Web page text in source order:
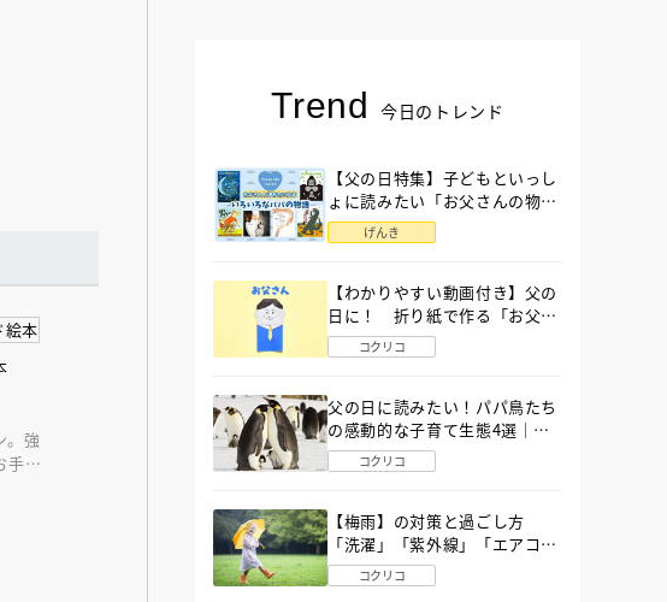
。強
手本
Trend 今日のトレンド
【父の日特集】子どもといっし
ょに読みたい「お父さんの物
語」６選
げんき
【わかりやすい動画付き】父の
日に！ 折り紙で作る「お父さ
ん」の簡単な折り方
コクリコ
父の日に読みたい！パパ鳥たち
の感動的な子育て生態4選｜図
鑑MOVE
コクリコ
【梅雨】の対策と過ごし方
「洗濯」「紫外線」「エアコ
ン」「ゲリラ豪雨」…〔気象予
報士が完全ガイド〕
コクリコ